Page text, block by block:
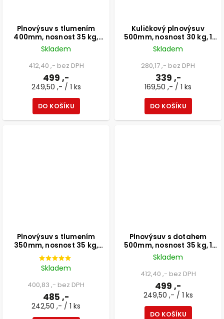
Plnovýsuv s tlumením
400mm, nosnost 35 kg,
černá, 1 pár
Skladem
412,40 ,- bez DPH
499 ,-
249,50 ,- / 1 ks
DO KOŠÍKU
Kuličkový plnovýsuv
500mm, nosnost 30 kg, 1
pár
Skladem
280,17 ,- bez DPH
339 ,-
169,50 ,- / 1 ks
DO KOŠÍKU
Plnovýsuv s tlumením
350mm, nosnost 35 kg,
černá, 1 pár
Skladem
400,83 ,- bez DPH
485 ,-
242,50 ,- / 1 ks
Plnovýsuv s dotahem
500mm, nosnost 35 kg, 1
pár
Skladem
412,40 ,- bez DPH
499 ,-
249,50 ,- / 1 ks
DO KOŠÍKU